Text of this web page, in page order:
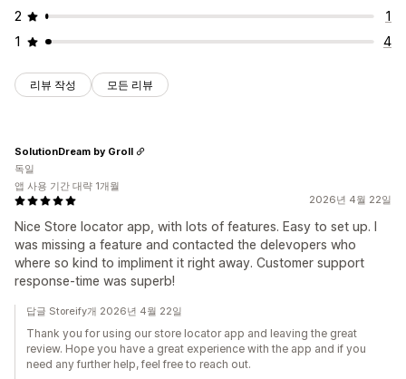
2
1
1
4
리뷰 작성 모든 리뷰
2026년 4월 22일
Nice Store locator app, with lots of features. Easy to set up. I
was missing a feature and contacted the delevopers who
where so kind to impliment it right away. Customer support
response-time was superb!
SolutionDream by Groll
독일
앱 사용 기간 대략 1개월
답글 Storeify개 2026년 4월 22일
Thank you for using our store locator app and leaving the great
review. Hope you have a great experience with the app and if you
need any further help, feel free to reach out.